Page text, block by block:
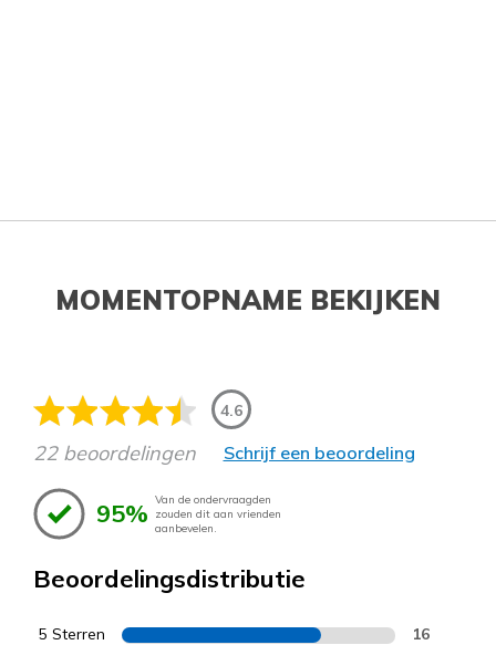
MOMENTOPNAME BEKIJKEN
4.6
22 beoordelingen Schrijf een beoordeling
95% Van de ondervraagden
zouden dit aan vrienden
aanbevelen.
Beoordelingsdistributie
5 Sterren 16